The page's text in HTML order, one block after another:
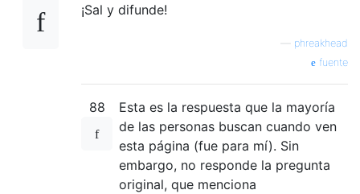
¡Sal y difunde!
phreakhead
fuente
88
Esta es la respuesta que la mayoría
de las personas buscan cuando ven
esta página (fue para mí). Sin
embargo, no responde la pregunta
original, que menciona